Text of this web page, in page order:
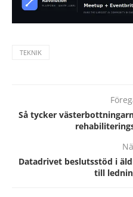
TEKNIK
Så tycker
Datadrivet beslutsstöd i
till